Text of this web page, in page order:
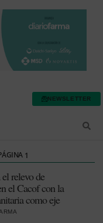
NEWSLETTER
1
relevo de
el Cacof con la
como eje